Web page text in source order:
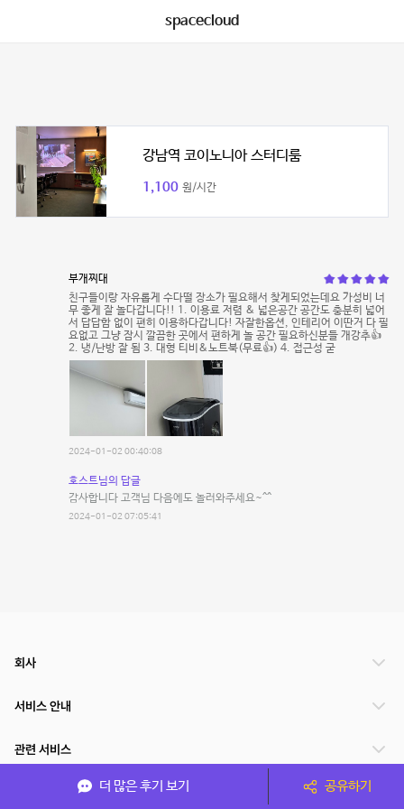
spacecloud
강남역 코이노니아 스터디룸
1,100 원/시간
부개찌대
친구들이랑 자유롭게 수다떨 장소가 필요해서 찾게되었는데요 가성비 너
무 좋게 잘 놀다갑니다!! 1. 이용료 저렴 & 넓은공간 공간도 충분히 넓어
서 답답함 없이 편히 이용하다갑니다! 자잘한옵션, 인테리어 이딴거 다 필
요없고 그냥 잠시 깔끔한 곳에서 편하게 놀 공간 필요하신분들 개강추👍
2. 냉/난방 잘 됨 3. 대형 티비&노트북(무료👍) 4. 접근성 굳
2024-01-02 00:40:08
호스트님의 답글
감사합니다 고객님 다음에도 놀러와주세요~^^
2024-01-02 07:05:41
더 많은 후기 보기 공유하기
회사
서비스 안내
관련 서비스